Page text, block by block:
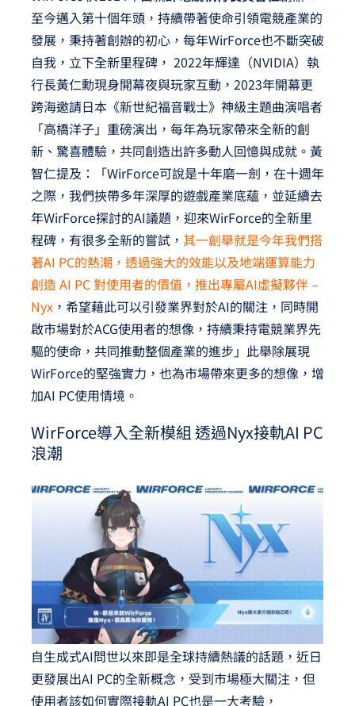
至今邁入第十個年頭，持續帶著使命引領電競產業的
發展，秉持著創辦的初心，每年WirForce也不斷突破
自我，立下全新里程碑， 2022年輝達（NVIDIA）執
行長黃仁勳現身開幕夜與玩家互動，2023年開幕更
跨海邀請日本《新世紀福音戰士》神級主題曲演唱者
「高橋洋子」重磅演出，每年為玩家帶來全新的創
新、驚喜體驗，共同創造出許多動人回憶與成就。黃
智仁提及：「WirForce可說是十年磨一劍，在十週年
之際，我們挾帶多年深厚的遊戲產業底蘊，並延續去
年WirForce探討的AI議題，迎來WirForce的全新里
程碑，有很多全新的嘗試， 其一創舉就是今年我們搭
著AI PC的熱潮，透過強大的效能以及地端運算能力
創造 AI PC 對使用者的價值，推出專屬AI虛擬夥伴 –
Nyx，希望藉此可以引發業界對於AI的關注，同時開
啟市場對於ACG使用者的想像，持續秉持電競業界先
驅的使命，共同推動整個產業的進步」此舉除展現
WirForce的堅強實力，也為市場帶來更多的想像，增
加AI PC使用情境。
WirForce導入全新模組 透過Nyx接軌AI PC
浪潮
自生成式AI問世以來即是全球持續熱議的話題，近日
更發展出AI PC的全新概念，受到市場極大關注，但
使用者該如何實際接軌AI PC也是一大考驗，